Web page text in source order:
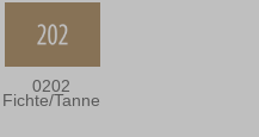
0202
Fichte/Tanne